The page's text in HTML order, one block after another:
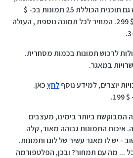
עליהן נשלם כ- $ 49. יש גם תוכנית הכוללת 25 תמונות בכ- $
100 ו- 100 תמונות ב- $ 299. המחיר לכל תמונה נוספת , העולה
לרכוש תמונות בכמות מסחרית.
במאגר.
יוצרים, למידע נוסףלחץכאן.
המבוקשת ביותר בימינו, מעצבים
איכות התמונות גבוהה מאוד, קלה
- יש לו מאגר עשיר של לוגו ותמונות.
... מה עם תמחור? ובכן, הפלטפורמה